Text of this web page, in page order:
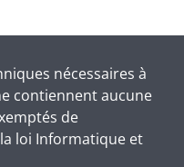
nécessaires à
contiennent aucune
de
loi Informatique et